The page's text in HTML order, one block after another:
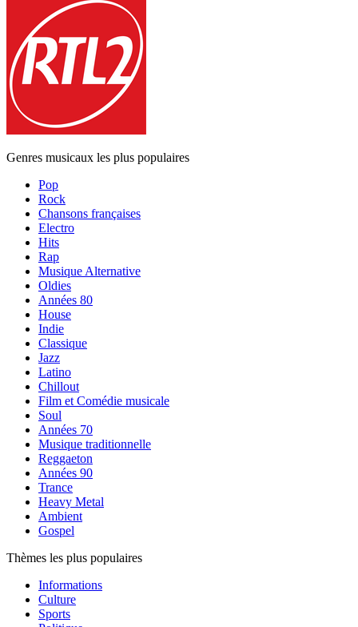
Genres musicaux les plus populaires
Pop
Rock
Chansons françaises
Electro
Hits
Rap
Musique Alternative
Oldies
Années 80
House
Indie
Classique
Jazz
Latino
Chillout
Film et Comédie musicale
Soul
Années 70
Musique traditionnelle
Reggaeton
Années 90
Trance
Heavy Metal
Ambient
Gospel
Thèmes les plus populaires
Informations
Culture
Sports